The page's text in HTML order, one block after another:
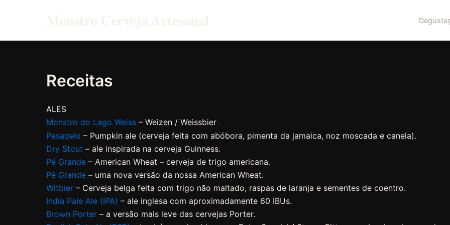
Receitas
ALES
Monstro do Lago Weiss – Weizen / Weissbier
Pesadelo – Pumpkin ale (cerveja feita com abóbora, pimenta da jamaica, noz moscada e canela).
Dry Stout – ale inspirada na cerveja Guinness.
Pé Grande – American Wheat – cerveja de trigo americana.
Pé Grande – uma nova versão da nossa American Wheat.
Witbier – Cerveja belga feita com trigo não maltado, raspas de laranja e sementes de coentro.
India Pale Ale (IPA) – ale inglesa com aproximadamente 60 IBUs.
Brown Porter – a versão mais leve das cervejas Porter.